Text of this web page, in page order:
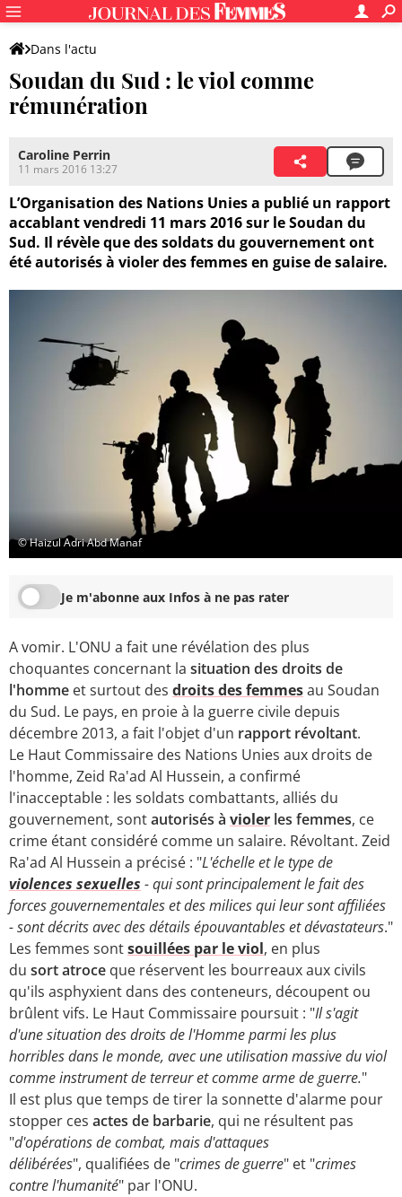
Dans l'actu
Soudan du Sud : le viol comme
rémunération
Caroline Perrin
11 mars 2016 13:27
L’Organisation des Nations Unies a publié un rapport
accablant vendredi 11 mars 2016 sur le Soudan du
Sud. Il révèle que des soldats du gouvernement ont
été autorisés à violer des femmes en guise de salaire.
© Haizul Adri Abd Manaf
Je m'abonne aux Infos à ne pas rater
A vomir. L'ONU a fait une révélation des plus
choquantes concernant la situation des droits de
l'homme et surtout des droits des femmesau Soudan
du Sud. Le pays, en proie à la guerre civile depuis
décembre 2013, a fait l'objet d'un rapport révoltant.
Le Haut Commissaire des Nations Unies aux droits de
l'homme, Zeid Ra'ad Al Hussein, a confirmé
l'inacceptable : les soldats combattants, alliés du
gouvernement, sontautorisés à violer les femmes, ce
crime étant considéré comme un salaire. Révoltant. Zeid
Ra'ad Al Hussein a précisé : "L'échelle et le type de
violences sexuelles - qui sont principalement le fait des
forces gouvernementales et des milices qui leur sont affiliées
- sont décrits avec des détails épouvantables et dévastateurs."
Les femmes sontsouillées par le viol, en plus
du sort atroce que réservent les bourreaux aux civils
qu'ils asphyxient dans des conteneurs, découpent ou
brûlent vifs. Le Haut Commissaire poursuit : "Il s'agit
d'une situation des droits de l'Homme parmi les plus
horribles dans le monde, avec une utilisation massive du viol
comme instrument de terreur et comme arme de guerre."
Il est plus que temps de tirer la sonnette d'alarme pour
stopper ces actes de barbarie, qui ne résultent pas
"d'opérations de combat, mais d'attaques
délibérées", qualifiées de "crimes de guerre" et "crimes
contre l'humanité" par l'ONU.